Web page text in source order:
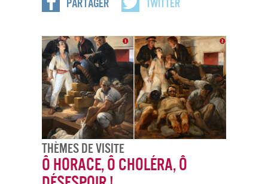
Partager Twitter
Thèmes De Visite
Ô Horace, Ô Choléra, ô